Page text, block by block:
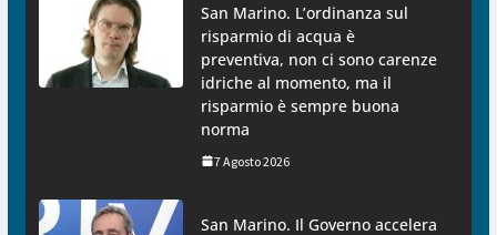
San Marino. L’ordinanza sul
risparmio di acqua è
preventiva, non ci sono carenze
idriche al momento, ma il
risparmio è sempre buona
norma
7 Agosto 2026
San Marino. Il Governo accelera